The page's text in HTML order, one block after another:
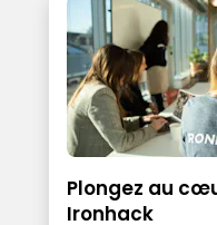
Plongez au
Ironhack